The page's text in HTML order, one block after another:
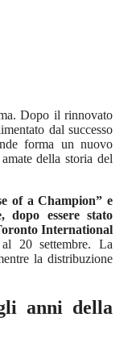
Dopo il rinnovato
dal successo
forma un nuovo
della storia del
of a Champion” e
dopo essere stato
International
20 settembre. La
la distribuzione
anni della